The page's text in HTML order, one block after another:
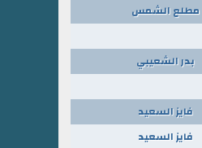
مطلع الشمس
بدر الشعيبي
فايز السعيد
فايز السعيد